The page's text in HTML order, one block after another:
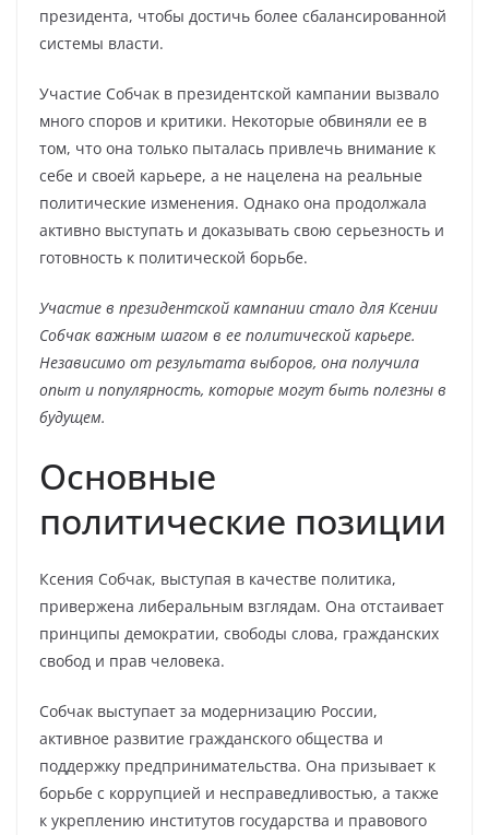
президента, чтобы достичь более сбалансированной
системы власти.
Участие Собчак в президентской кампании вызвало
много споров и критики. Некоторые обвиняли ее в
том, что она только пыталась привлечь внимание к
себе и своей карьере, а не нацелена на реальные
политические изменения. Однако она продолжала
активно выступать и доказывать свою серьезность и
готовность к политической борьбе.
Участие в президентской кампании стало для Ксении
Собчак важным шагом в ее политической карьере.
Независимо от результата выборов, она получила
опыт и популярность, которые могут быть полезны в
будущем.
Основные
политические позиции
Ксения Собчак, выступая в качестве политика,
привержена либеральным взглядам. Она отстаивает
принципы демократии, свободы слова, гражданских
свобод и прав человека.
Собчак выступает за модернизацию России,
активное развитие гражданского общества и
поддержку предпринимательства. Она призывает к
борьбе с коррупцией и несправедливостью, а также
к укреплению институтов государства и правового